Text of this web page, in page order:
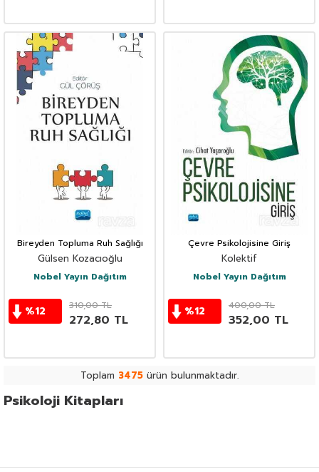
Bireyden Topluma Ruh Sağlığı
Gülsen Kozacıoğlu
Nobel Yayın Dağıtım
%12 310,00TL
272,80 TL
Çevre Psikolojisine Giriş
Kolektif
Nobel Yayın Dağıtım
%12 400,00TL
352,00 TL
Toplam 3475 ürün bulunmaktadır.
Psikoloji Kitapları